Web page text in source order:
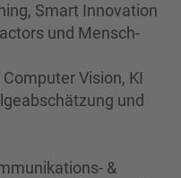
Smart Innovation
und Mensch-
Vision, KI
und
&